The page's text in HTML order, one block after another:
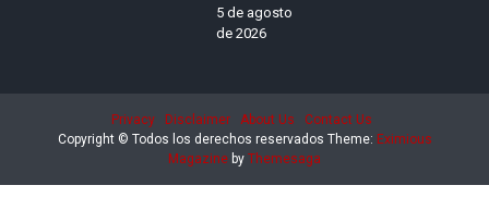
5 de agosto
de 2026
Privacy Disclaimer About Us
Contact Us
Copyright © Todos los derechos reservados Theme: Eximious
Magazine by Themesaga